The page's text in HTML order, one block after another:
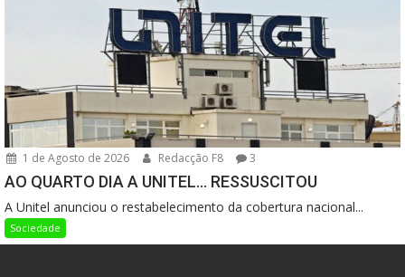
1 de Agosto de 2026 Redacção F8 3
AO QUARTO DIA A UNITEL… RESSUSCITOU
A Unitel anunciou o restabelecimento da cobertura nacional...
Sociedade